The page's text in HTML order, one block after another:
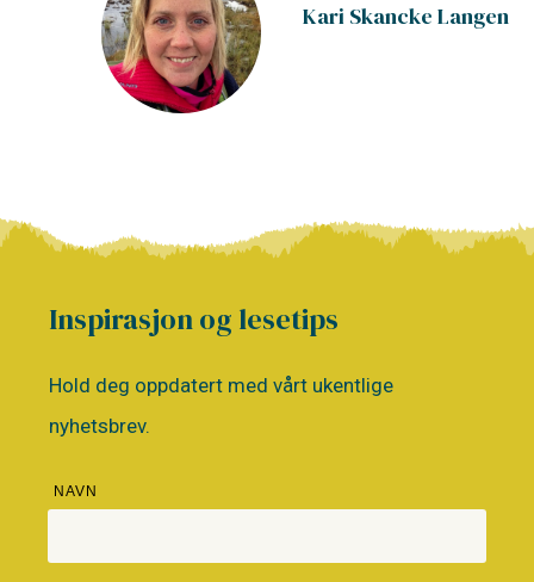
Kari Skancke Langen
Inspirasjon og lesetips
Hold deg oppdatert med vårt ukentlige
nyhetsbrev.
NAVN